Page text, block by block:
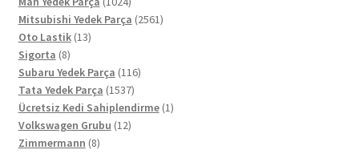
ürün
Mitsubishi Yedek Parça 25612561
Oto Lastik 1313
Sigorta 88
ürün
Subaru Yedek Parça 116116
Tata Yedek Parça 15371537
ürün
Ücretsiz Kedi Sahiplendirme 11
Volkswagen Grubu 1212
Zimmermann 88